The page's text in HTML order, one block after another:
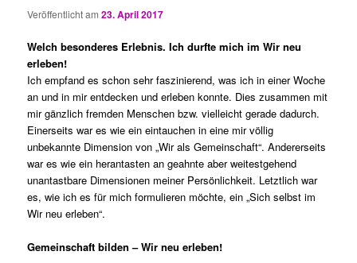
Veröffentlicht am23. April 2017
Welch besonderes Erlebnis. Ich durfte mich im Wir neu
erleben!
Ich empfand es schon sehr faszinierend, was ich in einer Woche
an und in mir entdecken und erleben konnte. Dies zusammen mit
mir gänzlich fremden Menschen bzw. vielleicht gerade dadurch.
Einerseits war es wie ein eintauchen in eine mir völlig
unbekannte Dimension von „Wir als Gemeinschaft“. Andererseits
war es wie ein herantasten an geahnte aber weitestgehend
unantastbare Dimensionen meiner Persönlichkeit. Letztlich war
es, wie ich es für mich formulieren möchte, ein „Sich selbst im
Wir neu erleben“.
Gemeinschaft bilden – Wir neu erleben!